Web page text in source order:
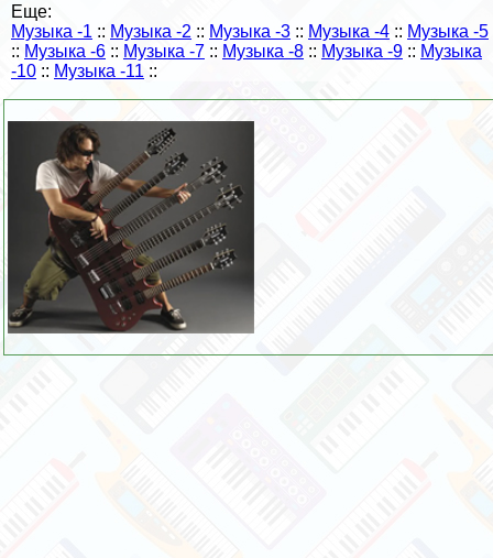
Еще:
Музыка -1 :: Музыка -2 :: Музыка -3 :: Музыка -4 :: Музыка -5
:: Музыка -6 :: Музыка -7 :: Музыка -8 :: Музыка -9 :: Музыка
-10 :: Музыка -11 ::